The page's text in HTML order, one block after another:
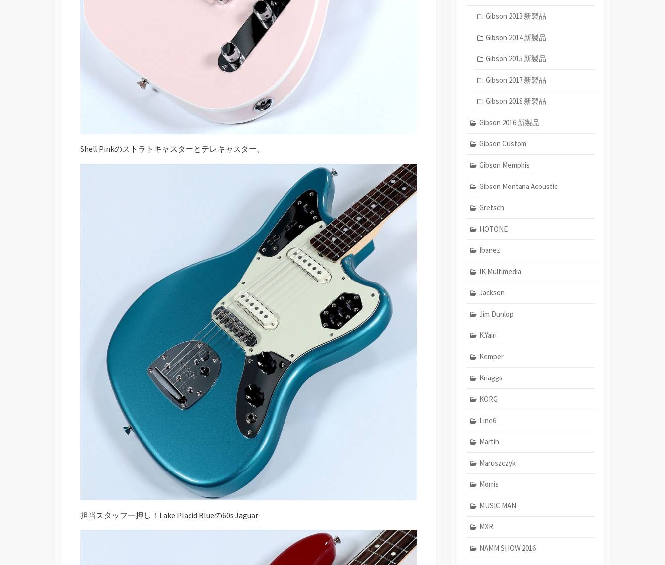
Shell Pinkのストラトキャスターとテレキャスター。
担当スタッフ一押し！Lake Placid Blueの60s Jaguar
Gibson 2013 新製品
Gibson 2014 新製品
Gibson 2015 新製品
Gibson 2017 新製品
Gibson 2018 新製品
Gibson 2016 新製品
Gibson Custom
Gibson Memphis
Gibson Montana Acoustic
Gretsch
HOTONE
Ibanez
IK Multimedia
Jackson
Jim Dunlop
K.Yairi
Kemper
Knaggs
KORG
Line6
Martin
Maruszczyk
Morris
MUSIC MAN
MXR
NAMM SHOW 2016